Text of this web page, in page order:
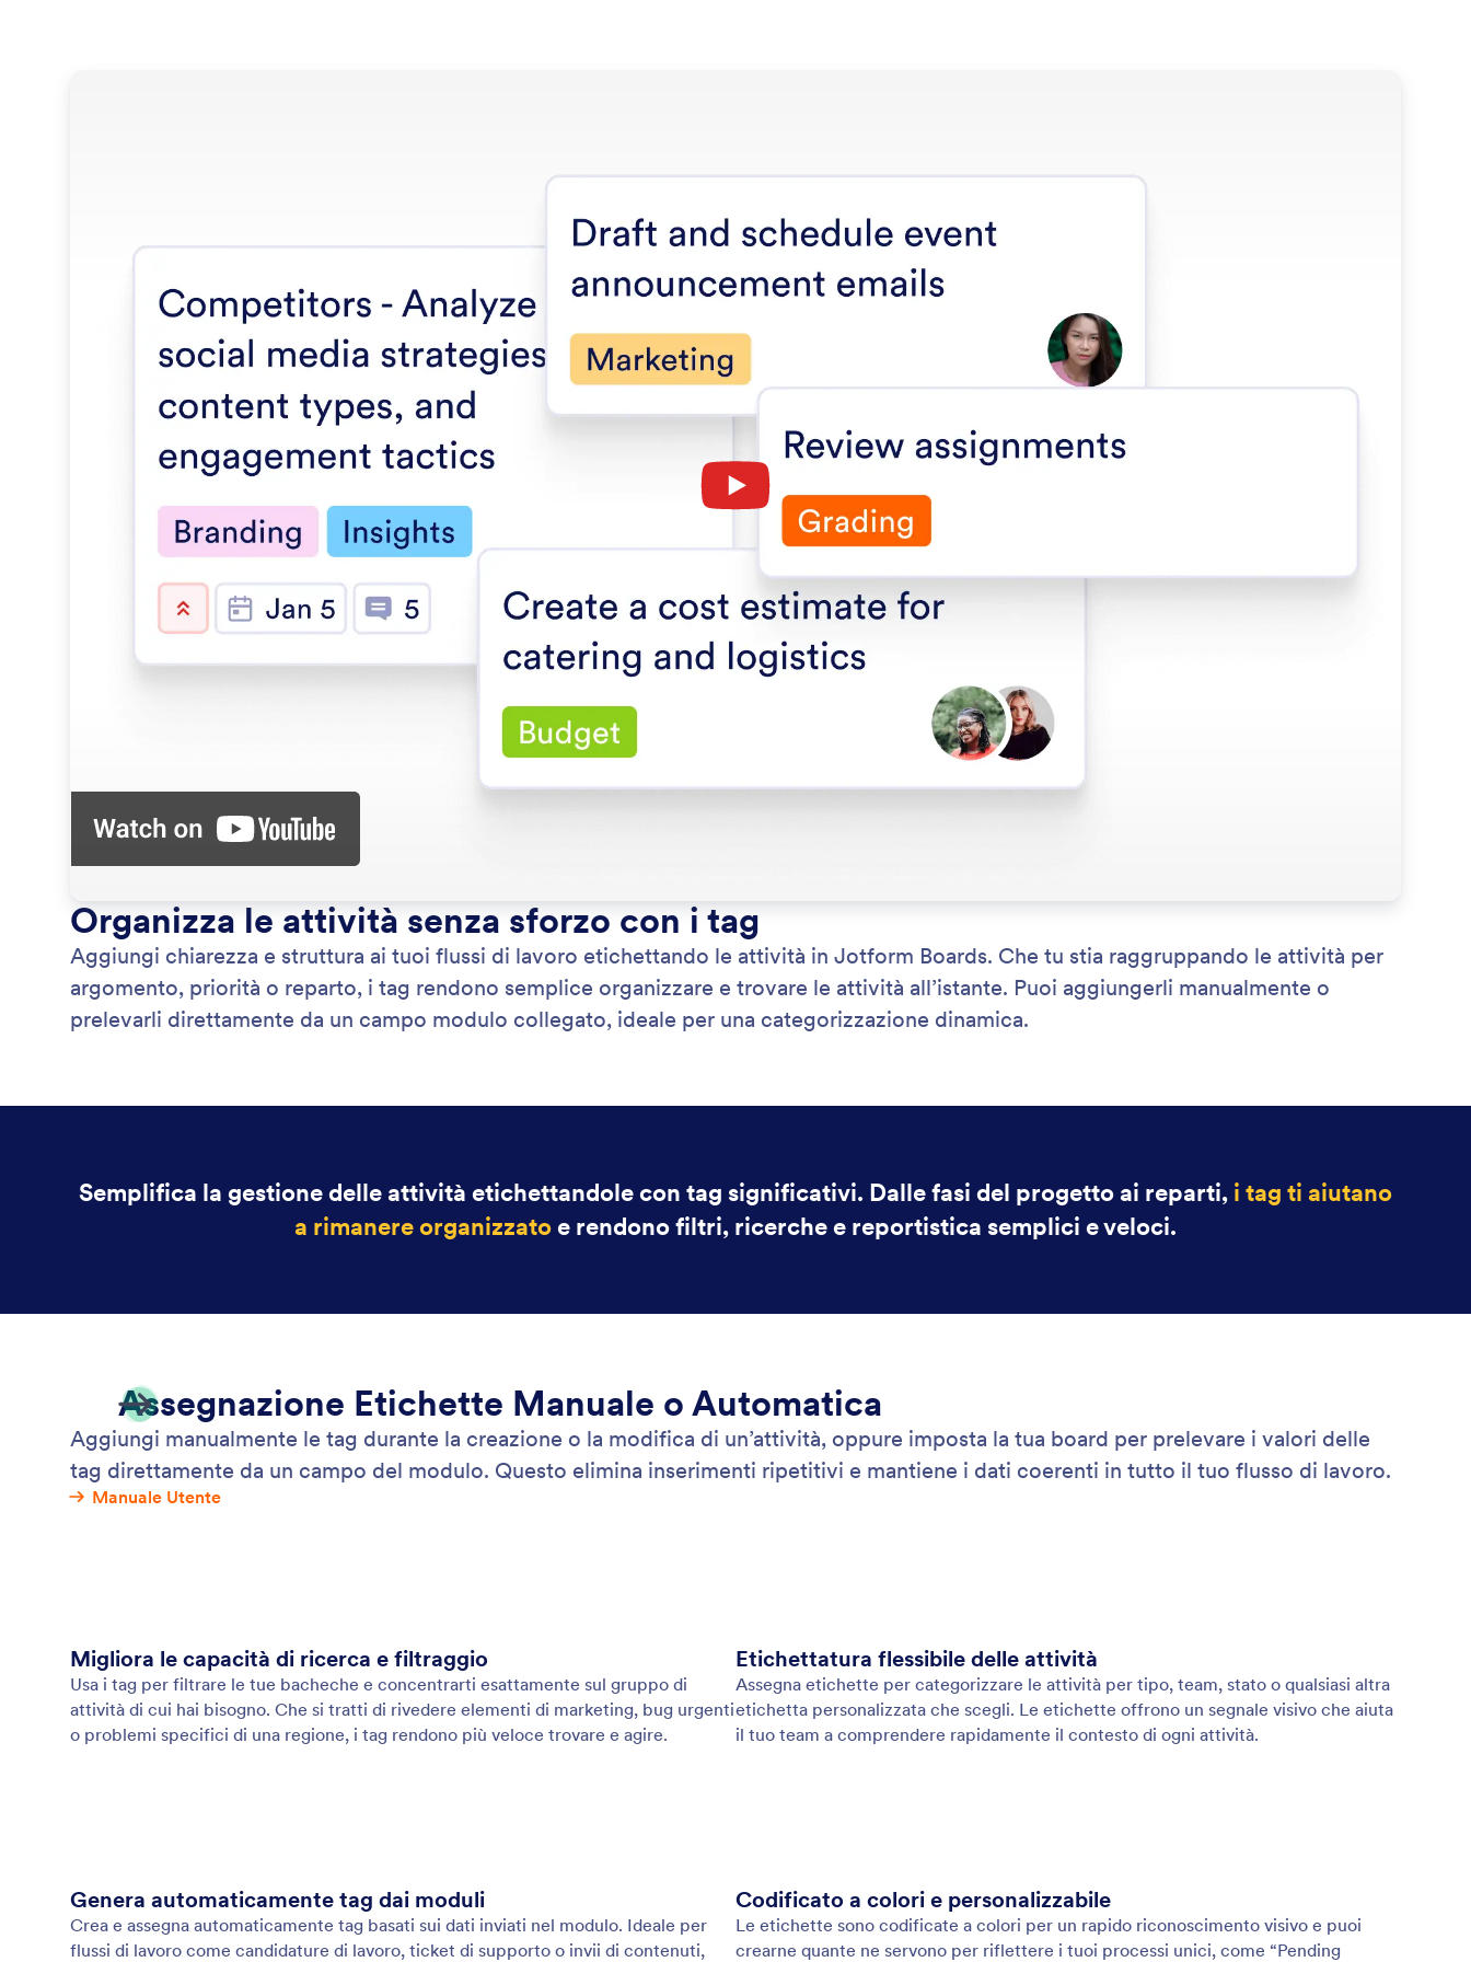
Organizza le attività senza sforzo con i tag
Aggiungi chiarezza e struttura ai tuoi flussi di lavoro etichettando le attività in Jotform Boards. Che tu stia raggruppando le attività per
argomento, priorità o reparto, i tag rendono semplice organizzare e trovare le attività all’istante. Puoi aggiungerli manualmente o
prelevarli direttamente da un campo modulo collegato, ideale per una categorizzazione dinamica.
Semplifica la gestione delle attività etichettandole con tag significativi. Dalle fasi del progetto ai reparti, i tag ti aiutano
a rimanere organizzatoe rendono filtri, ricerche e reportistica semplici e veloci.
Assegnazione Etichette Manuale o Automatica
Aggiungi manualmente le tag durante la creazione o la modifica di un’attività, oppure imposta la tua board per prelevare i valori delle
tag direttamente da un campo del modulo. Questo elimina inserimenti ripetitivi e mantiene i dati coerenti in tutto il tuo flusso di lavoro.
Manuale Utente
Migliora le capacità di ricerca e filtraggio
Usa i tag per filtrare le tue bacheche e concentrarti esattamente sul gruppo di
attività di cui hai bisogno. Che si tratti di rivedere elementi di marketing, bug urgenti
o problemi specifici di una regione, i tag rendono più veloce trovare e agire.
Etichettatura flessibile delle attività
Assegna etichette per categorizzare le attività per tipo, team, stato o qualsiasi altra
etichetta personalizzata che scegli. Le etichette offrono un segnale visivo che aiuta
il tuo team a comprendere rapidamente il contesto di ogni attività.
Genera automaticamente tag dai moduli
Crea e assegna automaticamente tag basati sui dati inviati nel modulo. Ideale per
flussi di lavoro come candidature di lavoro, ticket di supporto o invii di contenuti,
Codificato a colori e personalizzabile
Le etichette sono codificate a colori per un rapido riconoscimento visivo e puoi
crearne quante ne servono per riflettere i tuoi processi unici, come “Pending